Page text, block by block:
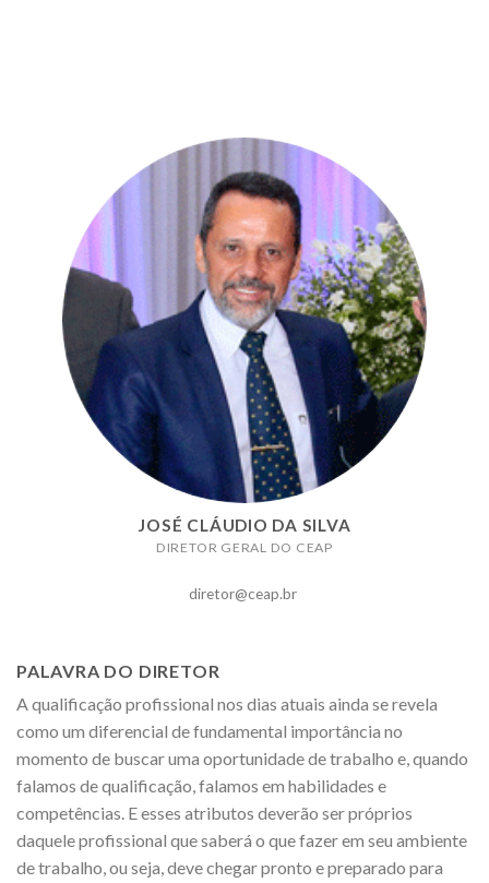
JOSÉ CLÁUDIO DA SILVA
DIRETOR GERAL DO CEAP
diretor@ceap.br
PALAVRA DO DIRETOR
A qualificação profissional nos dias atuais ainda se revela
como um diferencial de fundamental importância no
momento de buscar uma oportunidade de trabalho e, quando
falamos de qualificação, falamos em habilidades e
competências. E esses atributos deverão ser próprios
daquele profissional que saberá o que fazer em seu ambiente
de trabalho, ou seja, deve chegar pronto e preparado para